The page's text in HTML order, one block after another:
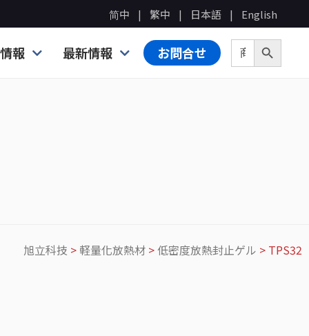
简中 繁中 日本語 English
報 最新情報 お問合せ Search for:
Search
旭立科技 > 軽量化放熱材 >低密度放熱封止ゲル > TPS32